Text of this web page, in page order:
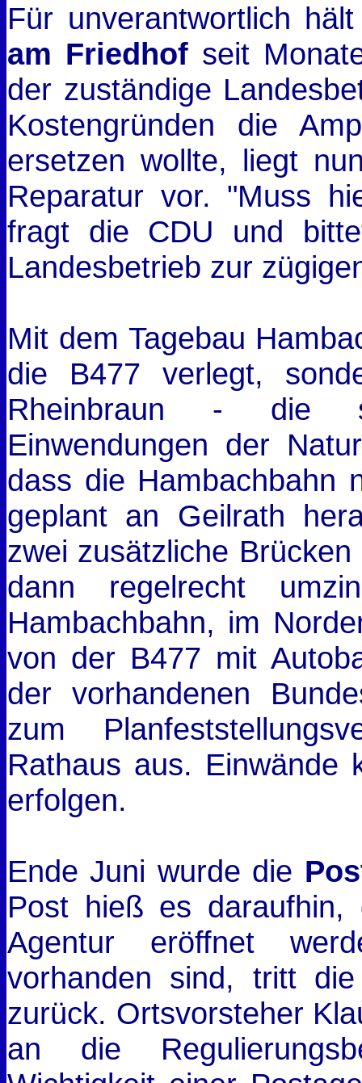
Für unverantwortlich
am Friedhof seit
der zuständige
Kostengründen die
ersetzen wollte, liegt
Reparatur vor. "Muss
fragt die CDU und
Landesbetrieb zur
Mit dem Tagebau
die B477 verlegt,
Rheinbraun - die
Einwendungen der
dass die Hambachbahn
geplant an Geilrath
zwei zusätzliche
dann regelrecht
Hambachbahn, im
von der B477 mit
der vorhandenen
zum
Rathaus aus. Einwände
erfolgen.
Ende Juni wurde die
Post hieß es
Agentur eröffnet
vorhanden sind, tritt
zurück. Ortsvorsteher
an die